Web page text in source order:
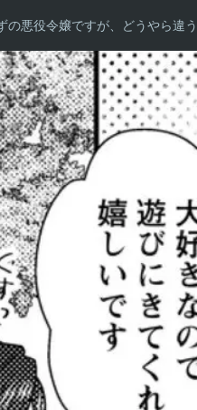
悪役令嬢ですが、どうやら違